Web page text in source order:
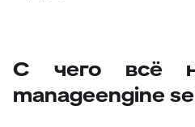
С чего всё
manageengine